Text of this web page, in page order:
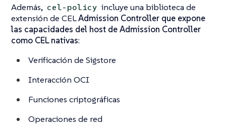
Además, cel-policy incluye una biblioteca de
extensión de CELAdmission Controller que expone
las capacidades del host de Admission Controller
como CEL nativas:
Verificación de Sigstore
Interacción OCI
Funciones criptográficas
Operaciones de red